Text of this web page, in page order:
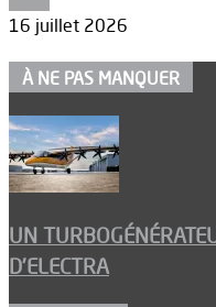
16 juillet 2026
À NE PAS MANQUER
UN
D’ELECTRA